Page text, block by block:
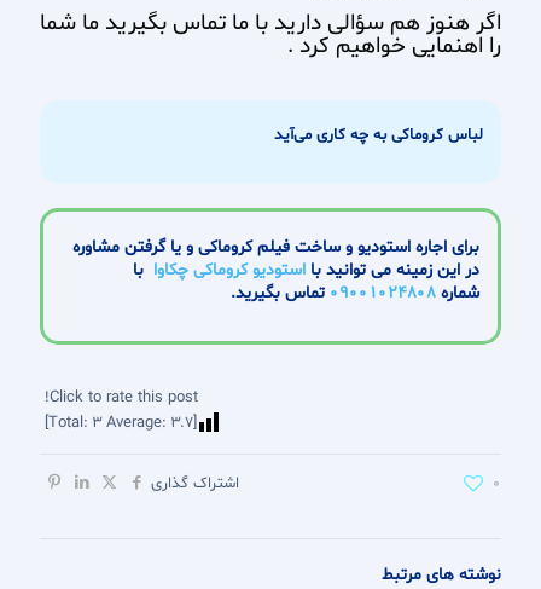
اگر هنوز هم سؤالی دارید با ما تماس بگیرید ما شما
را اهنمایی خواهیم کرد .
لباس کروماکی به چه کاری می‌آید
برای اجاره استودیو و ساخت فیلم کروماکی و یا گرفتن مشاوره
در این زمینه می توانید با استودیو کروماکی چکاوا با
شماره 09001024808 تماس بگیرید.
Click to rate this post!
[Total:
3Average: 3.7
]
اشتراک گذاری 0
نوشته های مرتبط